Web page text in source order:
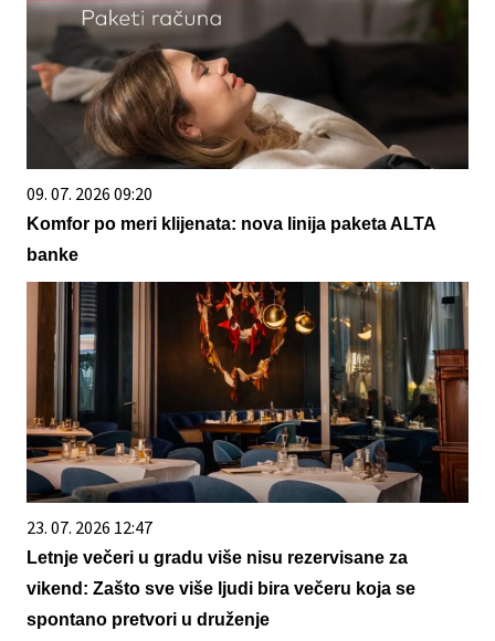
09. 07. 2026 09:20
Komfor po meri klijenata: nova linija paketa ALTA
banke
23. 07. 2026 12:47
Letnje večeri u gradu više nisu rezervisane za
vikend: Zašto sve više ljudi bira večeru koja se
spontano pretvori u druženje